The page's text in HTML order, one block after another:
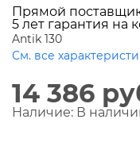
Прямой
5 лет гарантия на
Antik 130
См. все
14 386
Наличие: В